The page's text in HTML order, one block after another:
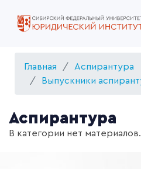
Главная
Аспирантура
Выпускники
Аспирантура
В категории нет материалов.